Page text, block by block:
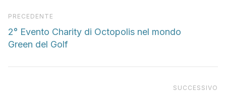
Articolo precedente
PRECEDENTE
2° Evento Charity di Octopolis nel mondo
Green del Golf
SUCCESSIVO